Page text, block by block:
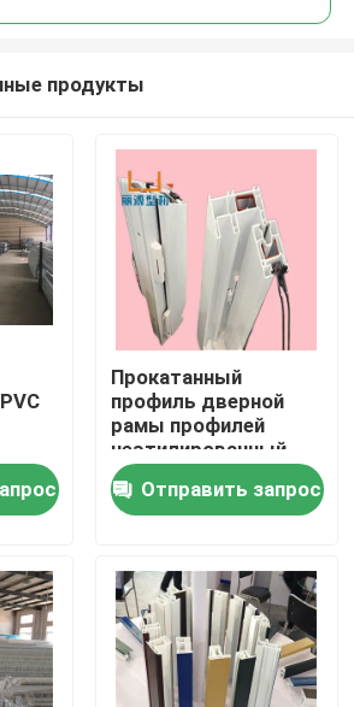
продукты
Прокатанный
профиль дверной
рамы профилей
неэтилированный
UPVC окна и двери
Отправить запрос